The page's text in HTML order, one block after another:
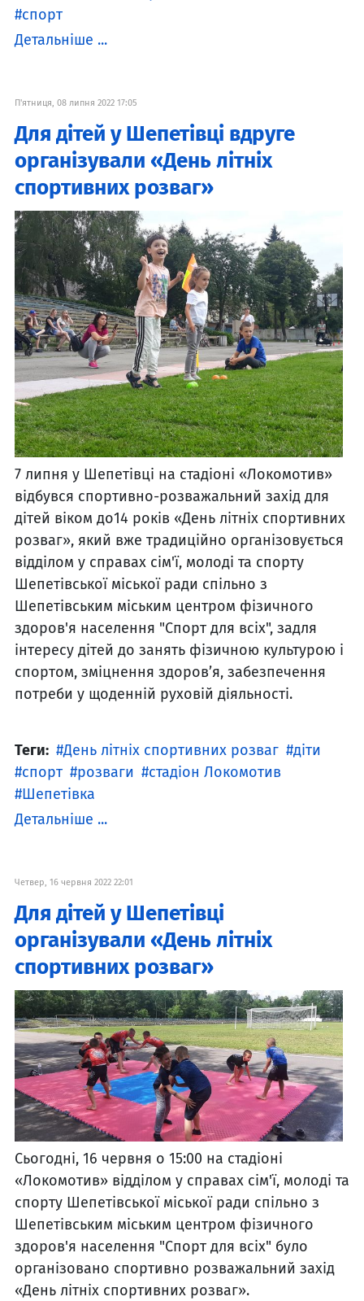
спорт
Детальніше ...
П'ятниця, 08 липня 2022 17:05
Для дітей у Шепетівці вдруге
організували «День літніх
спортивних розваг»
7 липня у Шепетівці на стадіоні «Локомотив»
відбувся спортивно-розважальний захід для
дітей віком до14 років «День літніх спортивних
розваг», який вже традиційно організовується
відділом у справах сім'ї, молоді та спорту
Шепетівської міської ради спільно з
Шепетівським міським центром фізичного
здоров'я населення "Спорт для всіх", задля
інтересу дітей до занять фізичною культурою і
спортом, зміцнення здоров’я, забезпечення
потреби у щоденній руховій діяльності.
Теги: День літніх спортивних розваг
діти
спорт
розваги
стадіон Локомотив
Шепетівка
Детальніше ...
Четвер, 16 червня 2022 22:01
Для дітей у Шепетівці
організували «День літніх
спортивних розваг»
Сьогодні, 16 червня о 15:00 на стадіоні
«Локомотив» відділом у справах сім'ї, молоді та
спорту Шепетівської міської ради спільно з
Шепетівським міським центром фізичного
здоров'я населення "Спорт для всіх" було
організовано спортивно розважальний захід
«День літніх спортивних розваг».